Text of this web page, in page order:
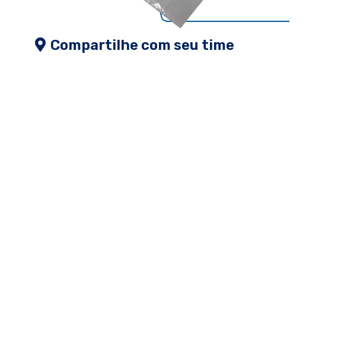
Compartilhe com seu time